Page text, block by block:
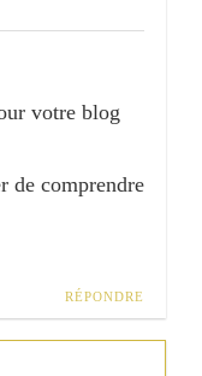
votre blog
de comprendre
RÉPONDRE